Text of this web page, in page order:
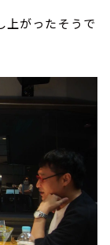
上がったそうで